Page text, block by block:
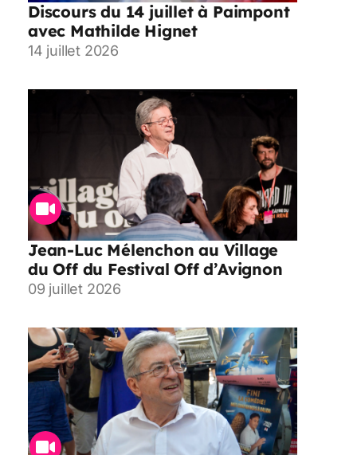
Discours du 14 juillet à Paimpont
avec Mathilde Hignet
14 juillet 2026
Jean-Luc Mélenchon au Village
du Off du Festival Off d’Avignon
09 juillet 2026